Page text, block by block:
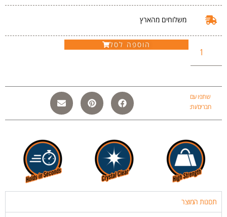
משלוחים מהארץ
הוספה לסל
שתפו עם
חברים/ות:
תכונות המוצר